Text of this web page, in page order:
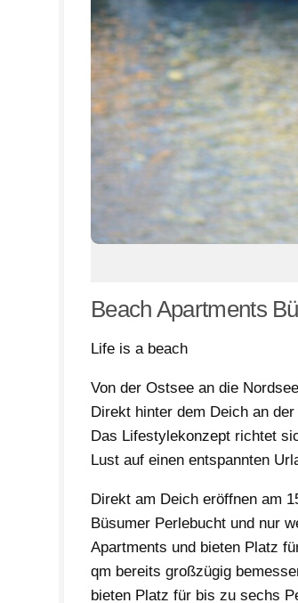
Beach Apartments
Life is a beach
Von der Ostsee an die
Direkt hinter dem Deich an
Das Lifestylekonzept richtet
Lust auf einen entspannten
Direkt am Deich eröffnen am
Büsumer Perlebucht und nur
Apartments und bieten Platz
qm bereits großzügig
bieten Platz für bis zu sechs